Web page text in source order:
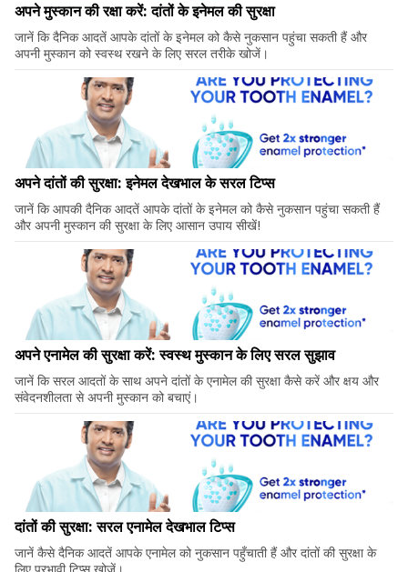
अपने मुस्कान की रक्षा करें: दांतों के इनेमल की सुरक्षा
जानें कि दैनिक आदतें आपके दांतों के इनेमल को कैसे नुकसान पहुंचा सकती हैं और
अपनी मुस्कान को स्वस्थ रखने के लिए सरल तरीके खोजें।
अपने दांतों की सुरक्षा: इनेमल देखभाल के सरल टिप्स
जानें कि आपकी दैनिक आदतें आपके दांतों के इनेमल को कैसे नुकसान पहुंचा सकती हैं
और अपनी मुस्कान की सुरक्षा के लिए आसान उपाय सीखें!
अपने एनामेल की सुरक्षा करें: स्वस्थ मुस्कान के लिए सरल सुझाव
जानें कि सरल आदतों के साथ अपने दांतों के एनामेल की सुरक्षा कैसे करें और क्षय और
संवेदनशीलता से अपनी मुस्कान को बचाएं।
दांतों की सुरक्षा: सरल एनामेल देखभाल टिप्स
जानें कैसे दैनिक आदतें आपके एनामेल को नुकसान पहुँचाती हैं और दांतों की सुरक्षा के